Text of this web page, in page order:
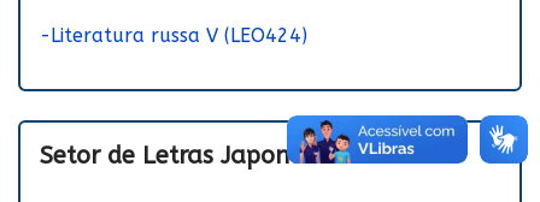
-Literatura russa V (LEO424)
Setor de Letras Japonesas